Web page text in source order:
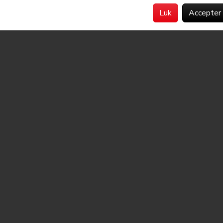
Luk Accepter
med opsætning af
etablering af